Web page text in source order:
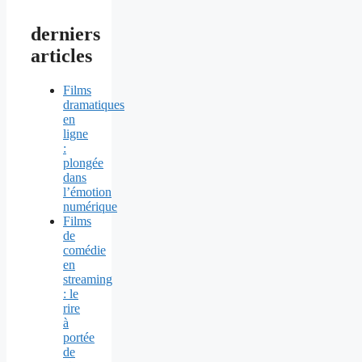
derniers
articles
Films
dramatiques
en
ligne
:
plongée
dans
l’émotion
numérique
Films
de
comédie
en
streaming
: le
rire
à
portée
de